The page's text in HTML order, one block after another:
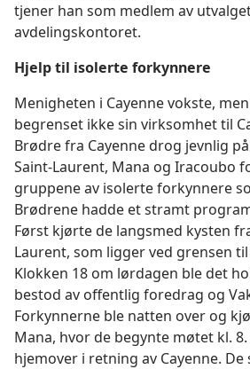
tjener han som medlem av
avdelingskontoret.
Hjelp til isolerte forkynnere
Menigheten i Cayenne vokste,
begrenset ikke sin virksomhet til
Brødre fra Cayenne drog jevnlig
Saint-Laurent, Mana og Iracoubo
gruppene av isolerte forkynnere
Brødrene hadde et stramt
Først kjørte de langsmed kysten
Laurent, som ligger ved grensen
Klokken 18 om lørdagen ble det
bestod av offentlig foredrag og
Forkynnerne ble natten over og
Mana, hvor de begynte møtet kl.
hjemover i retning av Cayenne. De